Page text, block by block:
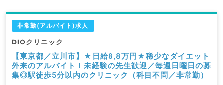
非常勤(アルバイト)求人
DIOクリニック
【東京都／立川市】★日給8,8万円★稀少なダイエット
外来のアルバイト！未経験の先生歓迎／毎週日曜日の募
集◎駅徒歩5分以内のクリニック（科目不問／非常勤）